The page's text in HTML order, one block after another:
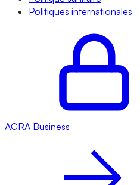
Politiques internationales
AGRA Business